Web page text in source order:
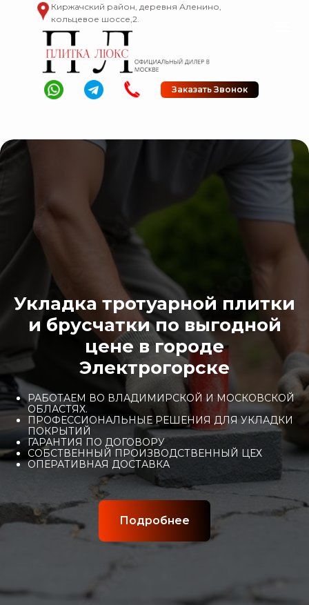
Киржачский район, деревня Аленино,
кольцевое шоссе,2.
Заказать Звонок
Укладка тротуарной плитки
и брусчатки по выгодной
цене в городе
Электрогорске
РАБОТАЕМ ВО ВЛАДИМИРСКОЙ И МОСКОВСКОЙ
ОБЛАСТЯХ.
ПРОФЕССИОНАЛЬНЫЕ РЕШЕНИЯ ДЛЯ УКЛАДКИ
ПОКРЫТИЙ
ГАРАНТИЯ ПО ДОГОВОРУ
СОБСТВЕННЫЙ ПРОИЗВОДСТВЕННЫЙ ЦЕХ
ОПЕРАТИВНАЯ ДОСТАВКА
Подробнее